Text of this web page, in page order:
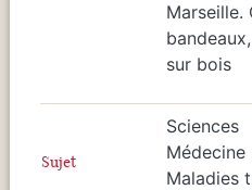
Marseille.
sur bois
Sujet
Sciences
Médecine
Maladies